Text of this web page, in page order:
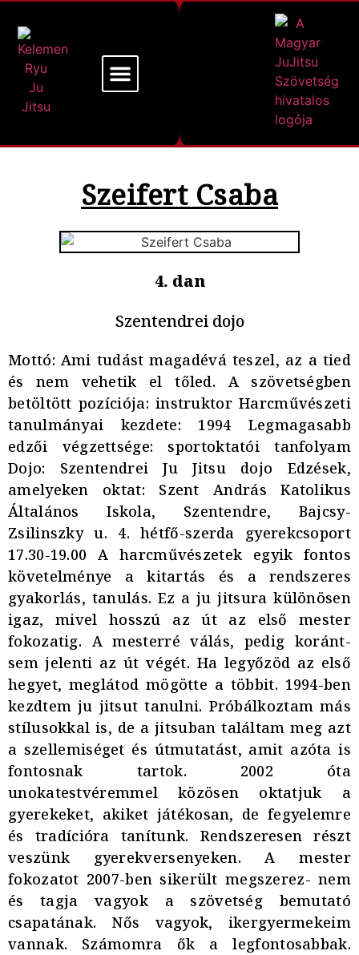
Szeifert Csaba
4. dan
Szentendrei dojo
Mottó: Ami tudást magadévá teszel, az a tied
és nem vehetik el tőled. A szövetségben
betöltött pozíciója: instruktor Harcművészeti
tanulmányai kezdete: 1994 Legmagasabb
edzői végzettsége: sportoktatói tanfolyam
Dojo: Szentendrei Ju Jitsu dojo Edzések,
amelyeken oktat: Szent András Katolikus
Általános Iskola, Szentendre, Bajcsy-
Zsilinszky u. 4. hétfő-szerda gyerekcsoport
17.30-19.00 A harcművészetek egyik fontos
követelménye a kitartás és a rendszeres
gyakorlás, tanulás. Ez a ju jitsura különösen
igaz, mivel hosszú az út az első mester
fokozatig. A mesterré válás, pedig koránt-
sem jelenti az út végét. Ha legyőzöd az első
hegyet, meglátod mögötte a többit. 1994-ben
kezdtem ju jitsut tanulni. Próbálkoztam más
stílusokkal is, de a jitsuban találtam meg azt
a szellemiséget és útmutatást, amit azóta is
fontosnak tartok. 2002 óta
unokatestvéremmel közösen oktatjuk a
gyerekeket, akiket játékosan, de fegyelemre
és tradícióra tanítunk. Rendszeresen részt
veszünk gyerekversenyeken. A mester
fokozatot 2007-ben sikerült megszerez- nem
és tagja vagyok a szövetség bemutató
csapatának. Nős vagyok, ikergyermekeim
vannak. Számomra ők a legfontosabbak.